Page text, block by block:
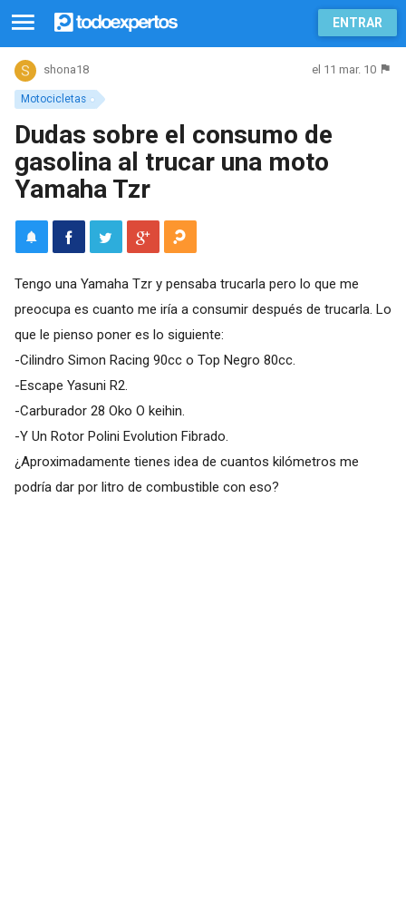
ENTRAR
Motocicletas
shona18 el 11 mar. 10
Dudas sobre el consumo de
gasolina al trucar una moto
Yamaha Tzr
Tengo una Yamaha Tzr y pensaba trucarla pero lo que me
preocupa es cuanto me iría a consumir después de trucarla. Lo
que le pienso poner es lo siguiente:
-Cilindro Simon Racing 90cc o Top Negro 80cc.
-Escape Yasuni R2.
-Carburador 28 Oko O keihin.
-Y Un Rotor Polini Evolution Fibrado.
¿Aproximadamente tienes idea de cuantos kilómetros me
podría dar por litro de combustible con eso?